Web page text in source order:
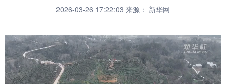
吉林 上海
山东 河南 湖北 湖南
广东 广西 海南 重庆
2026-03-26 17:22:03 来源： 新华网